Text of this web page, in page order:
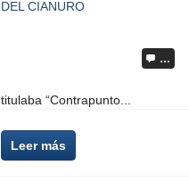
…
titulaba “Contrapunto...
Leer más